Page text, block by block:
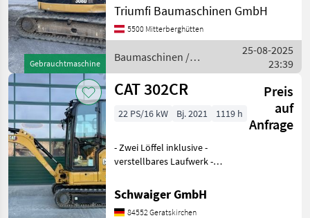
Gebrauchtmaschine
Baumaschinen Minibagger
Triumfi Baumaschinen GmbH
5500 Mitterberghütten
Baumaschinen /
CAT
25-08-2025
23:39
CAT 302CR
Preis
auf
Anfrage
22 PS/16 kW Bj. 2021 1119 h
- Zwei Löffel inklusive -
verstellbares Laufwerk -
Minibagger
Schwaiger GmbH
84552 Geratskirchen